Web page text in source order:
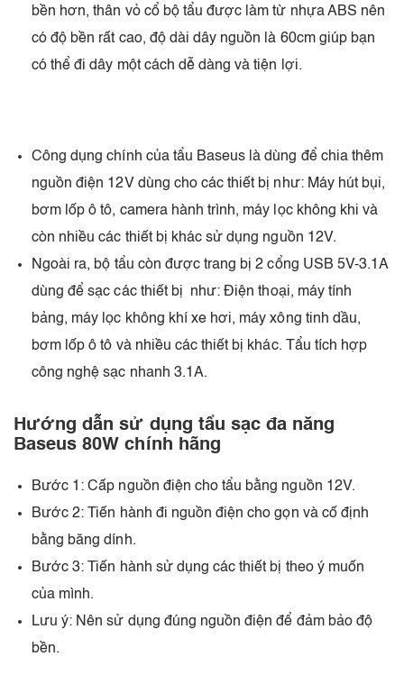
bền hơn, thân vỏ cổ bộ tẩu được làm từ nhựa ABS nên
có độ bền rất cao, độ dài dây nguồn là 60cm giúp bạn
có thể đi dây một cách dễ dàng và tiện lợi.
Công dụng chính của tẩu Baseus là dùng để chia thêm
nguồn điện 12V dùng cho các thiết bị như: Máy hút bụi,
bơm lốp ô tô, camera hành trình, máy lọc không khi và
còn nhiều các thiết bị khác sử dụng nguồn 12V.
Ngoài ra, bộ tẩu còn được trang bị 2 cổng USB 5V-3.1A
dùng để sạc các thiết bị như: Điện thoại, máy tính
bảng, máy lọc không khí xe hơi, máy xông tinh dầu,
bơm lốp ô tô và nhiều các thiết bị khác. Tẩu tích hợp
công nghệ sạc nhanh 3.1A.
Hướng dẫn sử dụng tẩu sạc đa năng
Baseus 80W chính hãng
Bước 1: Cấp nguồn điện cho tẩu bằng nguồn 12V.
Bước 2: Tiến hành đi nguồn điện cho gọn và cố định
bằng băng dính.
Bước 3: Tiến hành sử dụng các thiết bị theo ý muốn
của mình.
Lưu ý: Nên sử dụng đúng nguồn điện để đảm bảo độ
bền.